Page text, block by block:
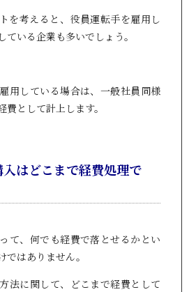
を考えると、役員運転手を雇用し
ている企業も多いでしょう。
用している場合は、一般社員同様
費として計上します。
はどこまで経費処理で
て、何でも経費で落とせるかとい
ではありません。
法に関して、どこまで経費として